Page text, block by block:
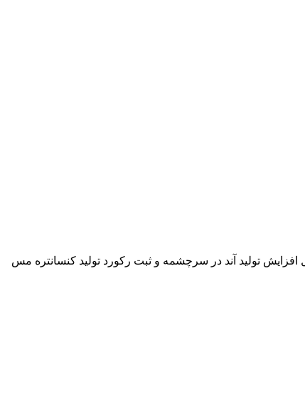
افزایش تولید آند در سرچشمه و ثبت رکورد تولید کنسانتره مس